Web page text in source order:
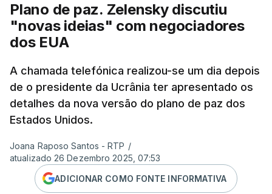
Plano de paz. Zelensky discutiu
"novas ideias" com negociadores
dos EUA
A chamada telefónica realizou-se um dia depois
de o presidente da Ucrânia ter apresentado os
detalhes da nova versão do plano de paz dos
Estados Unidos.
Joana Raposo Santos - RTP /
atualizado 26 Dezembro 2025, 07:53
ADICIONAR COMO FONTE INFORMATIVA